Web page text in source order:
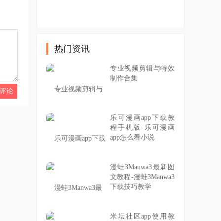
热门资讯
专业视频剪辑与特效
制作合集
乐可漫画app下载教
程手机版-乐可漫画
app怎么看小说
漫蛙3Manwa3最新图
文教程-漫蛙3Manwa3
下载技巧教学
米坛社区app使用教